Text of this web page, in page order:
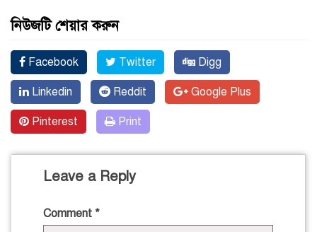
নিউজটি শেয়ার করুন
Facebook Twitter Digg
Linkedin Reddit Google Plus
Pinterest Print
Leave a Reply
Comment *